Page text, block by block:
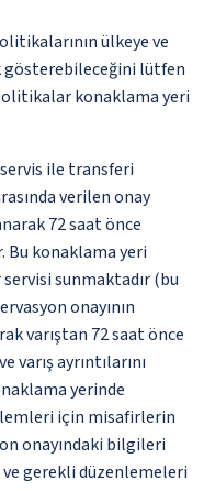
ülkeye ve
gösterebileceğini lütfen
konaklama yeri
ile transferi
verilen onay
72 saat önce
Bu konaklama yeri
sunmaktadır (bu
onayının
varıştan 72 saat önce
ayrıntılarını
yerinde
için misafirlerin
onayındaki bilgileri
gerekli düzenlemeleri